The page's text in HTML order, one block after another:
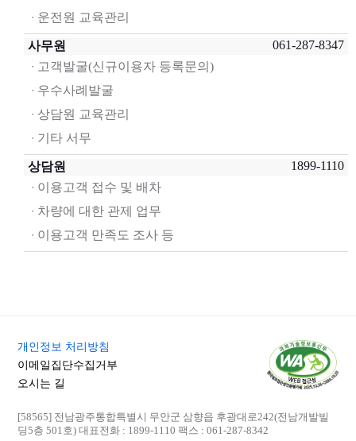
운전원 교육관리
사무원
고객발굴(신규이용자 등록문의)
우수사례발굴
상담원 교육관리
기타 서무
061-287-8347
상담원
이용고객 접수 및 배차
차량에 대한 관제 업무
이용고객 만족도 조사 등
1899-1110
개인정보 처리방침
이메일집단수집거부
오시는 길
[58565] 전남광주통합특별시 무안군 삼향읍 후광대로242(전남개발빌
딩5층 501호) 대표전화 : 1899-1110 팩스 : 061-287-8342